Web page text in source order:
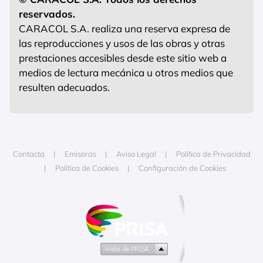
reservados.
CARACOL S.A. realiza una reserva expresa de
las reproducciones y usos de las obras y otras
prestaciones accesibles desde este sitio web a
medios de lectura mecánica u otros medios que
resulten adecuados.
Contacta Emisoras Aviso Legal
Política de Privacidad
Política de Cookies
Configuración de Cookies